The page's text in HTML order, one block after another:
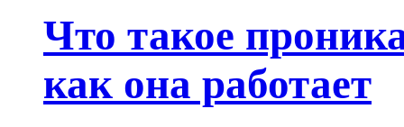
Что такое
как она работает